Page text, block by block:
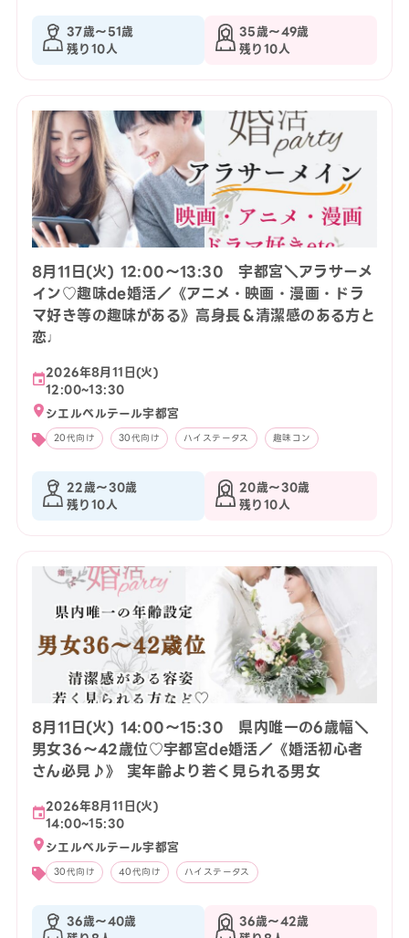
37歳〜51歳
残り10人
35歳〜49歳
残り10人
8月11日(火) 12:00〜13:30 宇都宮＼アラサーメ
イン♡趣味de婚活／《アニメ・映画・漫画・ドラ
マ好き等の趣味がある》高身長＆清潔感のある方と
恋♩
2026年8月11日(火)
12:00~13:30
シエルベルテール宇都宮
20代向け 30代向け ハイステータス 趣味コン
22歳〜30歳
残り10人
20歳〜30歳
残り10人
8月11日(火) 14:00〜15:30 県内唯一の6歳幅＼
男女36～42歳位♡宇都宮de婚活／《婚活初心者
さん必見♪》 実年齢より若く見られる男女
2026年8月11日(火)
14:00~15:30
シエルベルテール宇都宮
30代向け 40代向け ハイステータス
36歳〜40歳
36歳〜42歳